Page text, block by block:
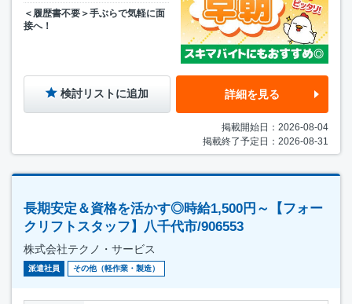
＜履歴書不要＞手ぶらで気軽に面
接へ！
検討リストに追加 詳細を見る
掲載開始日：2026-08-04
掲載終了予定日：2026-08-31
長期安定＆資格を活かす◎時給1,500円～【フォー
クリフトスタッフ】八千代市/906553
株式会社テクノ・サービス
派遣社員 その他（軽作業・製造）